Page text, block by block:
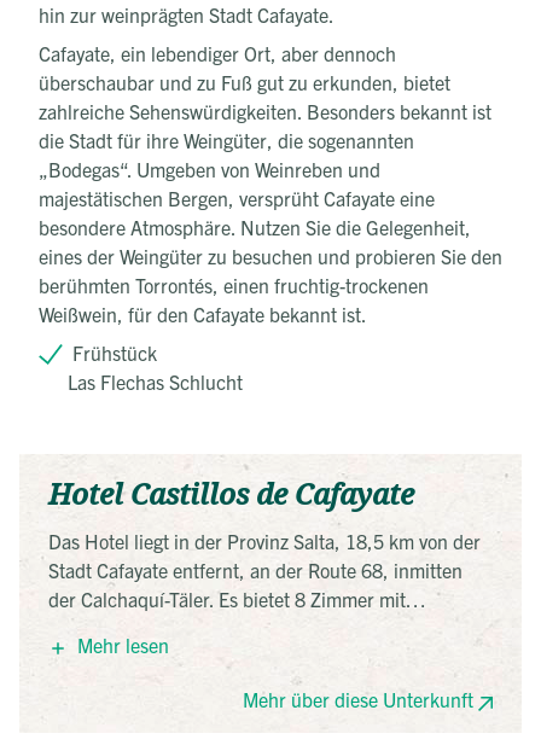
hin zur weinprägten Stadt Cafayate.
Cafayate, ein lebendiger Ort, aber dennoch
überschaubar und zu Fuß gut zu erkunden, bietet
zahlreiche Sehenswürdigkeiten. Besonders bekannt ist
die Stadt für ihre Weingüter, die sogenannten
„Bodegas“. Umgeben von Weinreben und
majestätischen Bergen, versprüht Cafayate eine
besondere Atmosphäre. Nutzen Sie die Gelegenheit,
eines der Weingüter zu besuchen und probieren Sie den
berühmten Torrontés, einen fruchtig-trockenen
Weißwein, für den Cafayate bekannt ist.
Frühstück
Las Flechas Schlucht
Hotel Castillos de Cafayate
Das Hotel liegt in der Provinz Salta, 18,5 km von der
Stadt Cafayate entfernt, an der Route 68, inmitten
der Calchaquí-Täler. Es bietet 8 Zimmer mit
Klimaanlage, Flachbild-TV und Minibar. Gäste
können den Außenpool, das Restaurant mit
regionaler Küche und den Blick auf die
beeindruckenden Sandsteinformationen der
Mehr lesen
Mehr über diese Unterkunft